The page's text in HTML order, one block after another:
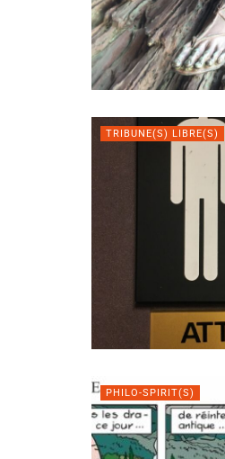
TRIBUNE(S) LIBRE(S)
PHILO-SPIRIT(S)